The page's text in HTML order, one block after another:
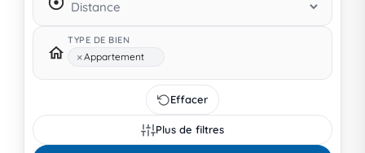
TYPE DE BIEN
×Appartement
Effacer
Plus de filtres